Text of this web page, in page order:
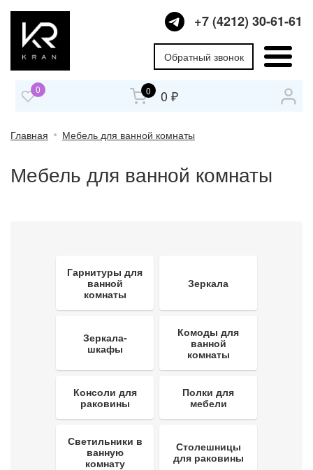
+7 (4212) 30-61-61
Обратный звонок
0 0 0 ₽
Главная Мебель для ванной комнаты
Мебель для ванной комнаты
Гарнитуры для
ванной
комнаты
Зеркала
Зеркала-
шкафы
Комоды для
ванной
комнаты
Консоли для
раковины
Полки для
мебели
Светильники в
ванную
комнату
Столешницы
для раковины